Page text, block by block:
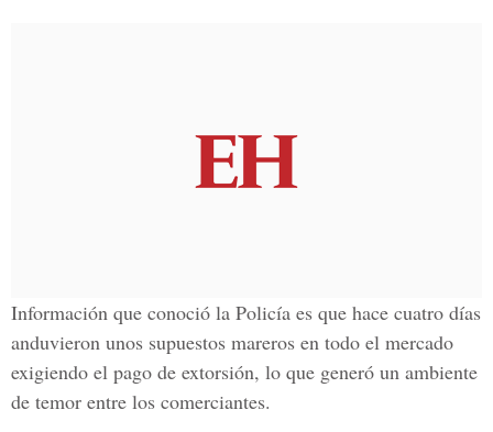
Información que conoció la Policía es que hace cuatro días
anduvieron unos supuestos mareros en todo el mercado
exigiendo el pago de extorsión, lo que generó un ambiente
de temor entre los comerciantes.